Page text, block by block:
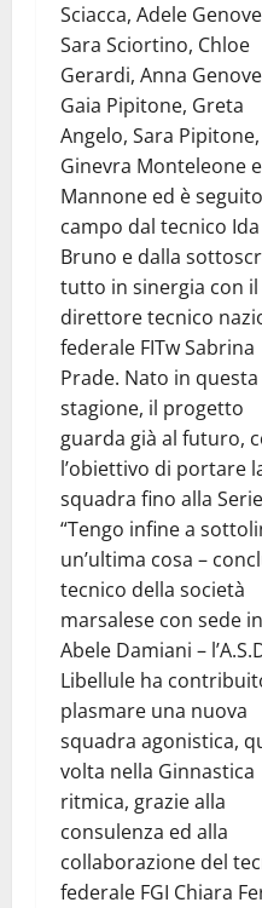
Sciacca, Adele
Sara Sciortino, Chloe
Gerardi, Anna
Gaia Pipitone, Greta
Angelo, Sara Pipitone,
Ginevra Monteleone
Mannone ed è
campo dal tecnico Ida
Bruno e dalla
tutto in sinergia con il
direttore tecnico
federale FITw Sabrina
Prade. Nato in questa
stagione, il progetto
guarda già al futuro,
l’obiettivo di portare
squadra fino alla Serie
“Tengo infine a
un’ultima cosa –
tecnico della società
marsalese con sede
Abele Damiani –
Libellule ha
plasmare una nuova
squadra agonistica,
volta nella Ginnastica
ritmica, grazie alla
consulenza ed alla
collaborazione del
federale FGI Chiara